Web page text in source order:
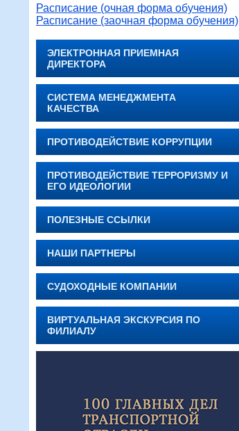
Расписание (очная форма обучения)
Расписание (заочная форма обучения)
ЭЛЕКТРОННАЯ ПРИЕМНАЯ
ДИРЕКТОРА
СИСТЕМА МЕНЕДЖМЕНТА
КАЧЕСТВА
ПРОТИВОДЕЙСТВИЕ КОРРУПЦИИ
ПРОТИВОДЕЙСТВИЕ ТЕРРОРИЗМУ И
ЕГО ИДЕОЛОГИИ
ПОЛЕЗНЫЕ ССЫЛКИ
НАШИ ПАРТНЕРЫ
СУДОХОДНЫЕ КОМПАНИИ
ВИРТУАЛЬНАЯ ЭКСКУРСИЯ ПО
ФИЛИАЛУ